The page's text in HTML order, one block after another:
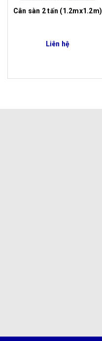
Cân sàn 2 tấn (1.2mx1.2m)
Liên hệ